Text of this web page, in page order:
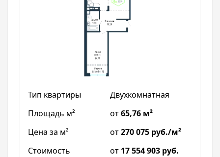
Двухкомнатная
от65,76 м²
от270 075 руб./м²
от 17 554 903 руб.